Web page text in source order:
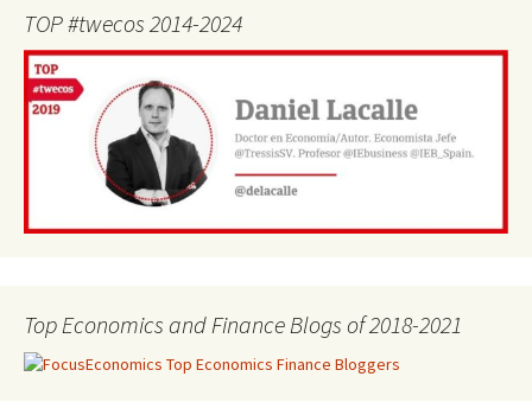
TOP #twecos 2014-2024
Top Economics and Finance Blogs of 2018-2021